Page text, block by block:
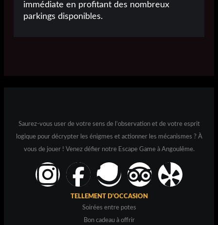
immédiate en profitant des nombreux
parkings disponibles.
Saurez-vous user de votre sens de l’observation et de votre esprit
logique pour décrypter les énigmes et actionner les mécanismes ? À
vous de jouer ! Venez défier notre Escape Game à Angoulême.
TELLEMENT D'OCCASION
Soirées entre potes
Bon cadeau à offrir